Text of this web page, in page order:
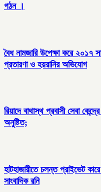
গঠন ।
বৈধ নামজারি উপেক্ষা করে ২০১৭
প্রতারণা ও হয়রানির অভিযোগ
রিয়াদে বাথাস্থ প্রবাসী সেবা
অনুষ্টিত;
হাটহাজারীতে চলন্ত প্রাইভেট
সাংবাদিক রনি